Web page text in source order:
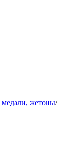
медали, жетоны/